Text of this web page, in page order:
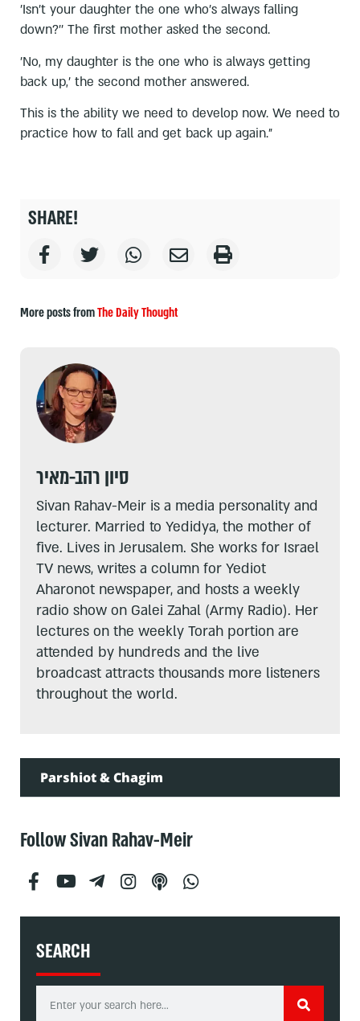
'Isn't your daughter the one who's always falling
down?'' The first mother asked the second.
'No, my daughter is the one who is always getting
back up,' the second mother answered.
This is the ability we need to develop now. We need to
practice how to fall and get back up again."
SHARE!
More posts fromThe Daily Thought
סיון רהב-מאיר
Sivan Rahav-Meir is a media personality and
lecturer. Married to Yedidya, the mother of
five. Lives in Jerusalem. She works for Israel
TV news, writes a column for Yediot
Aharonot newspaper, and hosts a weekly
radio show on Galei Zahal (Army Radio). Her
lectures on the weekly Torah portion are
attended by hundreds and the live
broadcast attracts thousands more listeners
throughout the world.
Parshiot & Chagim
Follow Sivan Rahav-Meir
SEARCH